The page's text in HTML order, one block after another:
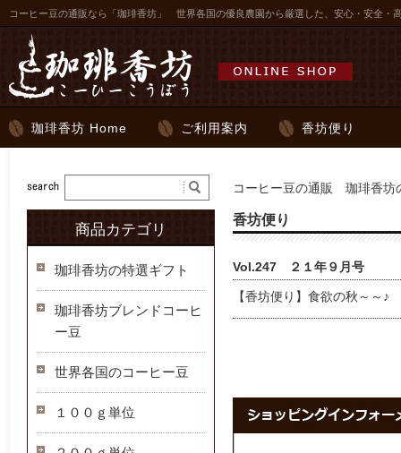
コーヒー豆の通販なら「珈琲香坊」 世界各国の優良農園から厳選した、安心・安全・
珈琲香坊 Home ご利用案内 香坊便り
コーヒー豆の通販 珈琲香坊
香坊便り
Vol.247 ２１年９月号
【香坊便り】食欲の秋～～♪
商品カテゴリ
珈琲香坊の特選ギフト
珈琲香坊ブレンドコーヒ
ー豆
世界各国のコーヒー豆
１００ｇ単位